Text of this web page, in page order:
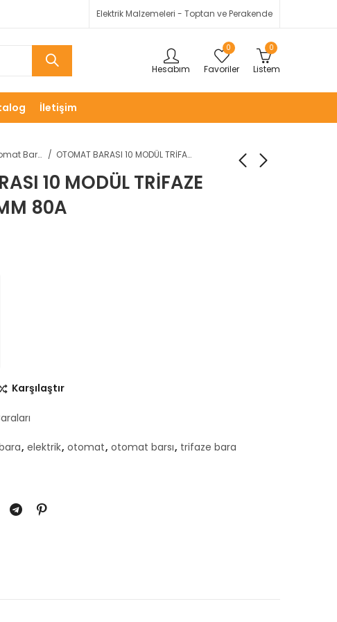
Elektrik Malzemeleri - Toptan ve Perakende
Hesabım
0
Favoriler
0
Listem
İletişim
Otomat Baraları OTOMAT BARASI 10 MODÜL TRİFAZE MÜŞTEREK 1MM 80A
10 MODÜL TRİFAZE
80A
Karşılaştır
, elektrik, otomat, otomat barsı, trifaze bara